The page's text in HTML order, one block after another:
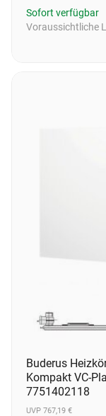
Sofort verfügbar
Voraussichtliche
Buderus
Kompakt VC-
7751402118
UVP 767,19 €